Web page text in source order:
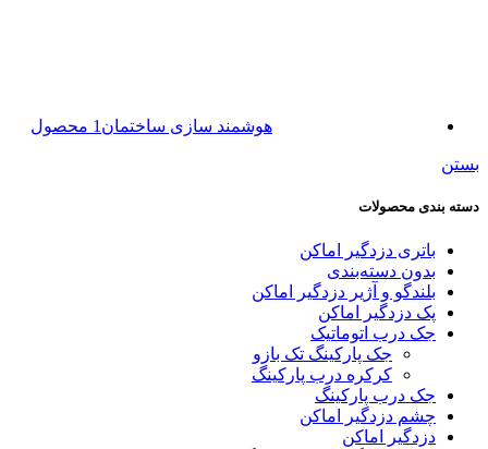
هوشمند سازی ساختمان 1 محصول
بستن
دسته بندی محصولات
باتری دزدگیر اماکن
بدون دسته‌بندی
بلندگو و آژیر دزدگیر اماکن
پک دزدگیر اماکن
جک درب اتوماتیک
جک پارکینگ تک بازو
کرکره درب پارکینگ
جک درب پارکینگ
چشم دزدگیر اماکن
دزدگیر اماکن